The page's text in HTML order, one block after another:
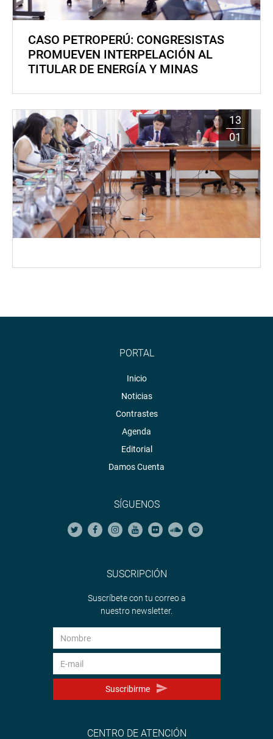
CASO PETROPERÚ: CONGRESISTAS
PROMUEVEN INTERPELACIÓN AL
TITULAR DE ENERGÍA Y MINAS
13
01
PORTAL
Inicio
Noticias
Contrastes
Agenda
Editorial
Damos Cuenta
SÍGUENOS
SUSCRIPCIÓN
Suscríbete con tu correo a
nuestro newsletter.
Suscribirme
CENTRO DE ATENCIÓN